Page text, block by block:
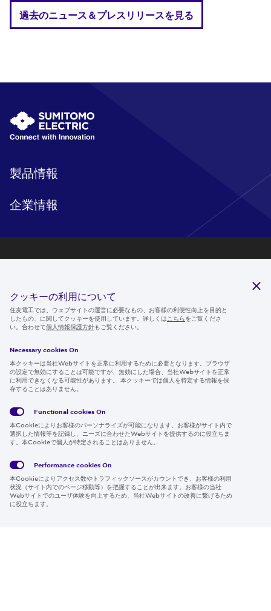
過去のニュース＆プレスリリースを見る
製品情報
企業情報
ニュースルーム
IR情報
採用情報
Global
Policy
サイト
約
Region & Language:
Japan | JP
クッキーの利用について
住友電工では、ウェブサイトの運営に必要なもの、お客様の利便性向上を目的と
したもの、に関してクッキーを使用しています。詳しくは こちらをご覧くださ
い。合わせて個人情報保護方針もご覧ください。
Necessary cookies On
本クッキーは当社Webサイトを正常に利用するために必要となります。ブラウザ
の設定で無効にすることは可能ですが、無効にした場合、当社Webサイトを正常
に利用できなくなる可能性があります。 本クッキーでは個人を特定する情報を保
存することはありません。
Functional cookies On
本Cookieによりお客様のパーソナライズが可能になります。お客様がサイト内で
選択した情報等を記録し、ニーズに合わせたWebサイトを提供するのに役立ちま
す。本Cookieで個人が特定されることはありません。
Performance cookies On
本Cookieによりアクセス数やトラフィックソースがカウントでき、お客様の利用
状況（サイト内でのページ移動等）を把握することが出来ます。お客様の当社
Webサイトでのユーザ体験を向上するため、当社Webサイトの改善に繋げるため
に役立ちます。